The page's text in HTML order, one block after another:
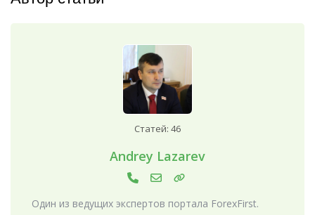
Статей: 46
Andrey Lazarev
Один из ведущих экспертов портала ForexFirst.